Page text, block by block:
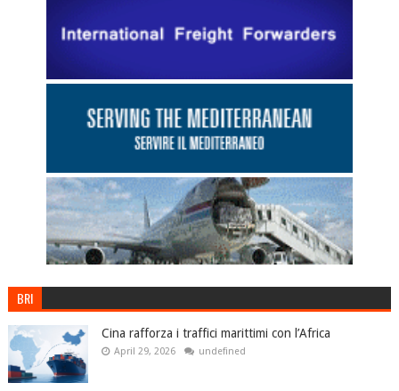
BRI
Cina rafforza i traffici marittimi con l’Africa
April 29, 2026 undefined